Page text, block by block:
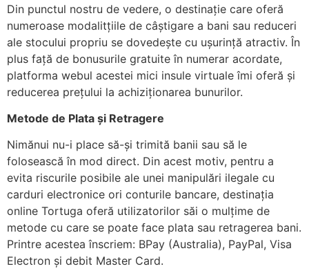
Din punctul nostru de vedere, o destinație care oferă
numeroase modalitțiile de câștigare a bani sau reduceri
ale stocului propriu se dovedește cu ușurință atractiv. În
plus față de bonusurile gratuite în numerar acordate,
platforma webul acestei mici insule virtuale îmi oferă și
reducerea prețului la achiziționarea bunurilor.
Metode de Plata și Retragere
Nimănui nu-i place să-și trimită banii sau să le
folosească în mod direct. Din acest motiv, pentru a
evita riscurile posibile ale unei manipulări ilegale cu
carduri electronice ori conturile bancare, destinația
online Tortuga oferă utilizatorilor săi o mulțime de
metode cu care se poate face plata sau retragerea bani.
Printre acestea înscriem: BPay (Australia), PayPal, Visa
Electron și debit Master Card.